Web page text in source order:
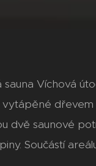
sauna Víchová
dvě saunové
Součástí